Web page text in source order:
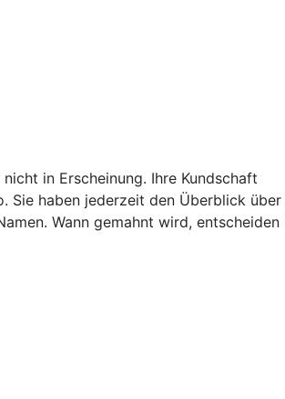
in Erscheinung. Ihre Kundschaft
Sie haben jederzeit den Überblick über
Wann gemahnt wird, entscheiden